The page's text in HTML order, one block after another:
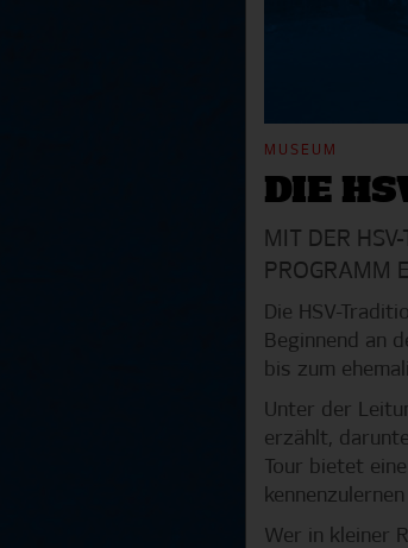
MUSEUM
DIE
MIT DER
PROGRAMM
Die HSV-
Beginnend an
bis zum
Unter der
erzählt,
Tour bietet
Wer in kleiner